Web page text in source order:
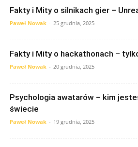
Fakty i Mity o silnikach gier –
Paweł Nowak - 25 grudnia, 2025
Fakty i Mity o hackathonach –
Paweł Nowak - 20 grudnia, 2025
Psychologia awatarów – kim
świecie
Paweł Nowak - 19 grudnia, 2025